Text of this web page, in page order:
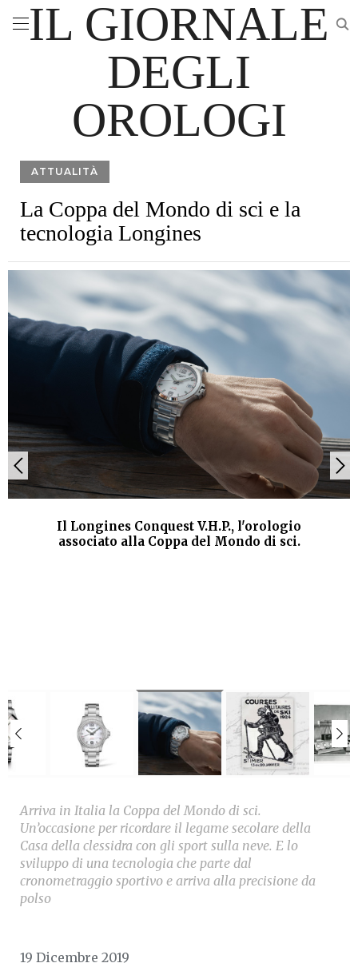
IL GIORNALE
DEGLI
OROLOGI
ATTUALITÀ
La Coppa del Mondo di sci e la
tecnologia Longines
Il Longines Conquest V.H.P., l'orologio
associato alla Coppa del Mondo di sci.
Arriva in Italia la Coppa del Mondo di sci.
Un’occasione per ricordare il legame secolare della
Casa della clessidra con gli sport sulla neve. E lo
sviluppo di una tecnologia che parte dal
cronometraggio sportivo e arriva alla precisione da
polso
19 Dicembre 2019